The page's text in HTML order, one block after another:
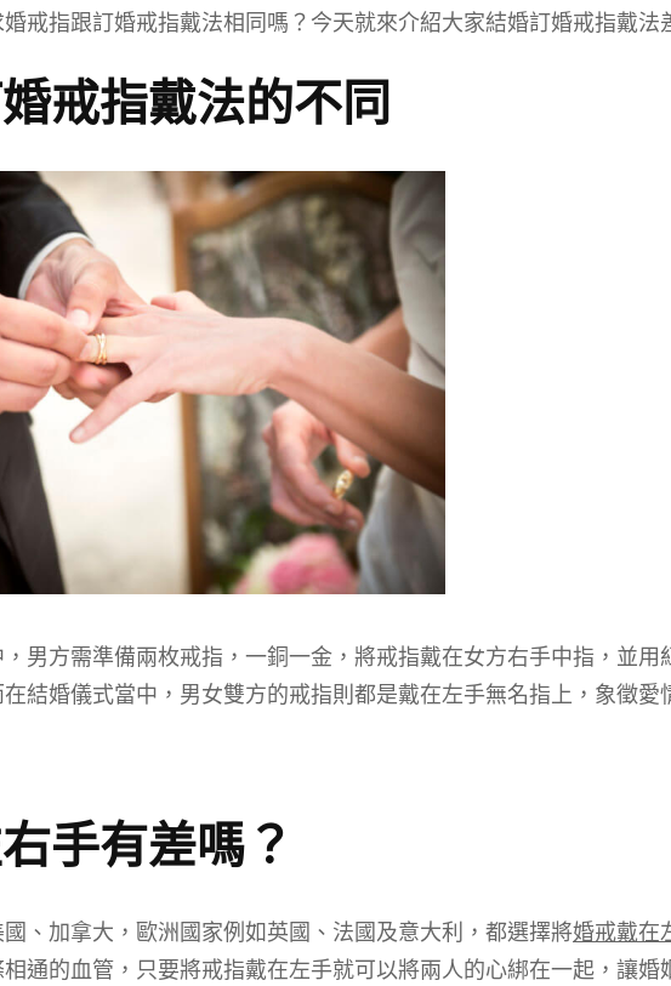
戒指跟訂婚戒指戴法相同嗎？今天就來介紹大家結婚訂婚戒指戴法
戒指戴法的不同
男方需準備兩枚戒指，一銅一金，將戒指戴在女方右手中指，並
結婚儀式當中，男女雙方的戒指則都是戴在左手無名指上，象徵
手有差嗎？
、加拿大，歐洲國家例如英國、法國及意大利，都選擇將婚戒戴在
通的血管，只要將戒指戴在左手就可以將兩人的心綁在一起，讓